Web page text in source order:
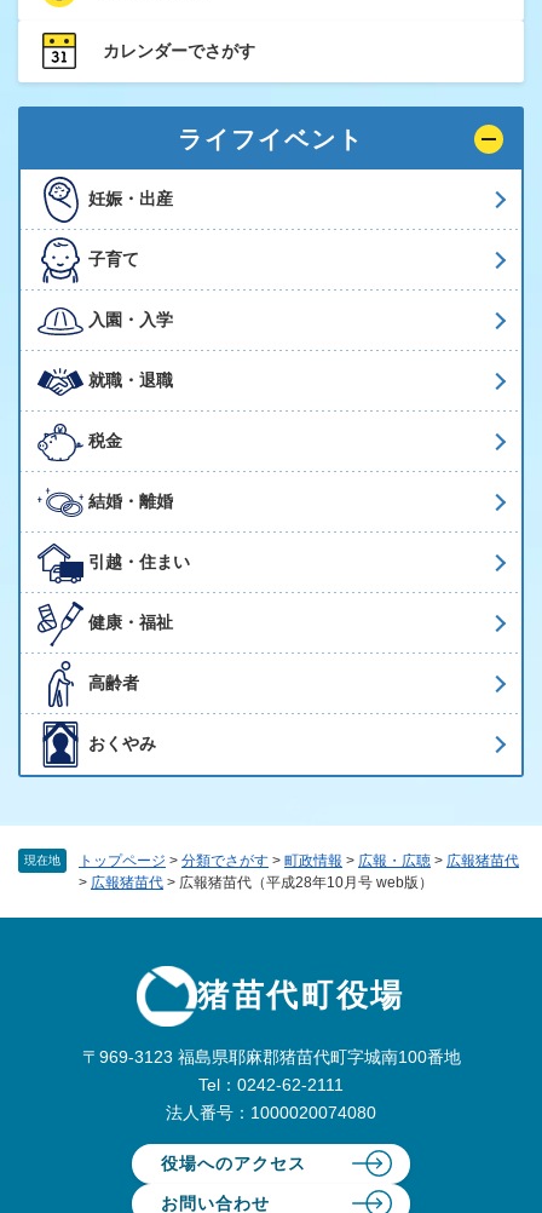
現在地 トップページ > 分類でさがす > 町政情報 > 広報・広聴 > 広報猪苗代
> 広報猪苗代 > 広報猪苗代（平成28年10月号 web版）
カレンダーでさがす
ライフイベント
妊娠・出産
子育て
入園・入学
就職・退職
税金
結婚・離婚
引越・住まい
健康・福祉
高齢者
おくやみ
猪苗代町役場
〒969-3123 福島県耶麻郡猪苗代町字城南100番地
Tel：0242-62-2111
法人番号：1000020074080
役場へのアクセス
お問い合わせ